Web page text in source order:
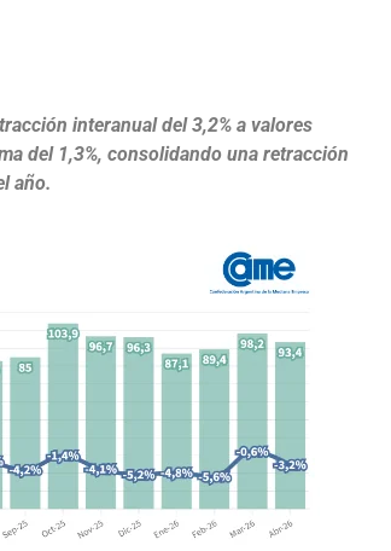
interanual del 3,2% a valores
del 1,3%, consolidando una retracción
año.